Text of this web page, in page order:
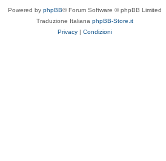
Powered by phpBB® Forum Software © phpBB Limited
Traduzione Italiana phpBB-Store.it
Privacy | Condizioni